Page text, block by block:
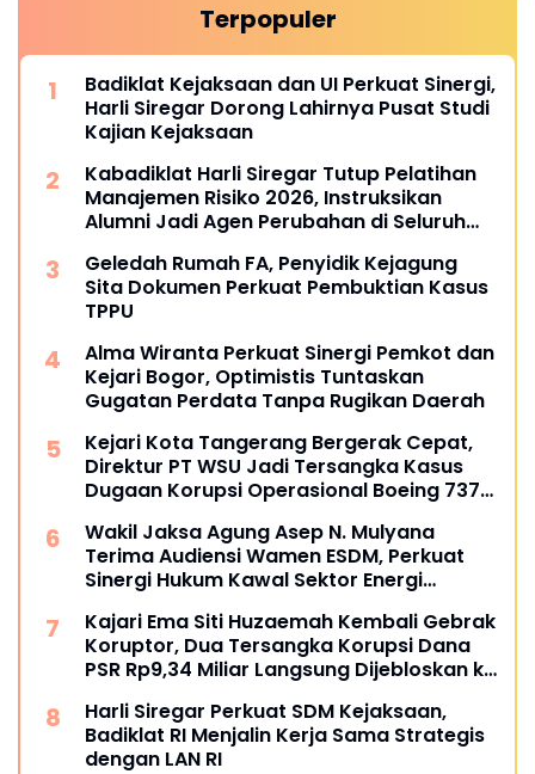
Terpopuler
Badiklat Kejaksaan dan UI Perkuat Sinergi,
Harli Siregar Dorong Lahirnya Pusat Studi
Kajian Kejaksaan
Kabadiklat Harli Siregar Tutup Pelatihan
Manajemen Risiko 2026, Instruksikan
Alumni Jadi Agen Perubahan di Seluruh
Geledah Rumah FA, Penyidik Kejagung
Sita Dokumen Perkuat Pembuktian Kasus
TPPU
Alma Wiranta Perkuat Sinergi Pemkot dan
Kejari Bogor, Optimistis Tuntaskan
Gugatan Perdata Tanpa Rugikan Daerah
Kejari Kota Tangerang Bergerak Cepat,
Direktur PT WSU Jadi Tersangka Kasus
Dugaan Korupsi Operasional Boeing 737-
Wakil Jaksa Agung Asep N. Mulyana
Terima Audiensi Wamen ESDM, Perkuat
Sinergi Hukum Kawal Sektor Energi
Kajari Ema Siti Huzaemah Kembali Gebrak
Koruptor, Dua Tersangka Korupsi Dana
PSR Rp9,34 Miliar Langsung Dijebloskan ke
Harli Siregar Perkuat SDM Kejaksaan,
Badiklat RI Menjalin Kerja Sama Strategis
dengan LAN RI